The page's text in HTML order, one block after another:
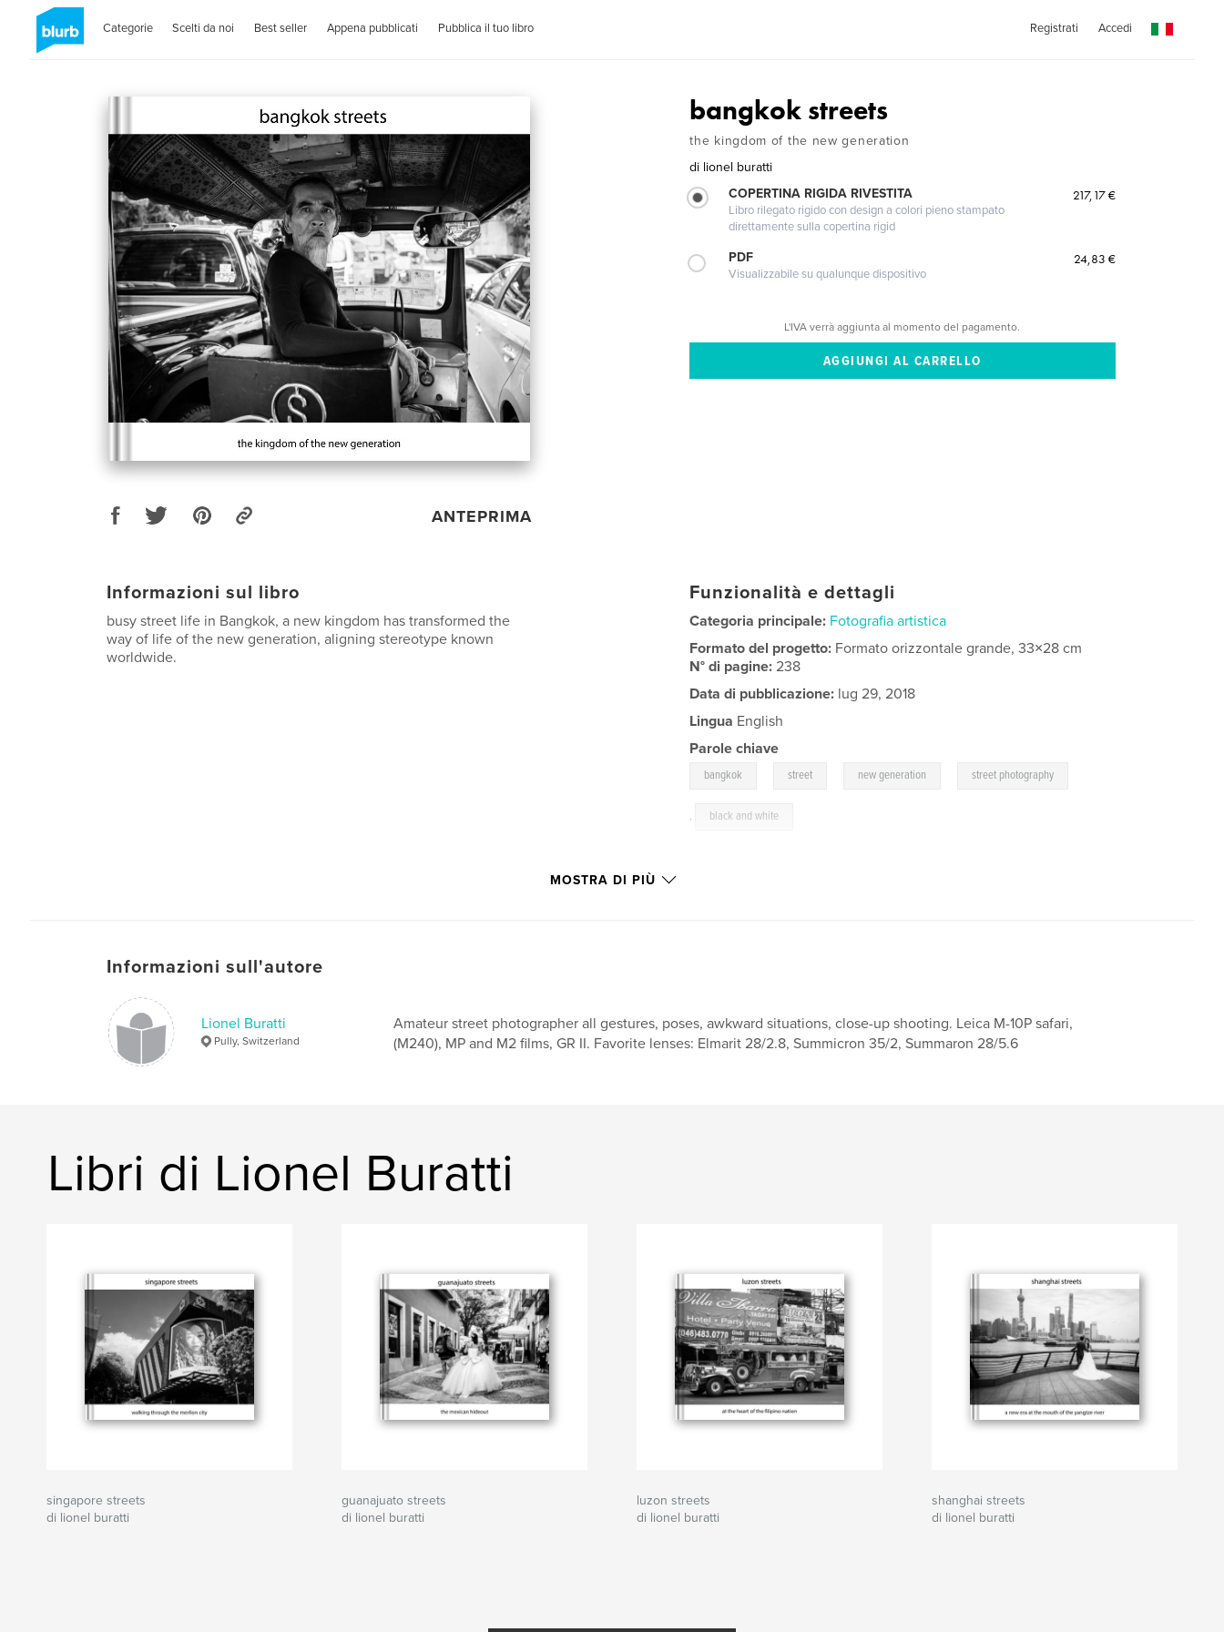
Categorie Scelti da noi Best seller Appena pubblicati Pubblica il tuo libro Registrati Accedi
ANTEPRIMA
bangkok streets
the kingdom of the new generation
di lionel buratti
COPERTINA RIGIDA RIVESTITA
Libro rilegato rigido con design a colori pieno stampato
direttamente sulla copertina rigid
217,17 €
PDF
Visualizzabile su qualunque dispositivo
24,83 €
L'IVA verrà aggiunta al momento del pagamento.
Informazioni sul libro
busy street life in Bangkok, a new kingdom has transformed the
way of life of the new generation, aligning stereotype known
worldwide.
Funzionalità e dettagli
Categoria principale: Fotografia artistica
Formato del progetto: Formato orizzontale grande, 33×28 cm
N° di pagine:238
Data di pubblicazione: lug 29, 2018
Lingua English
Parole chiave
bangkok street new generation street photography
, black and white
MOSTRA DI PIÙ
Informazioni sull'autore
Lionel Buratti
Pully, Switzerland
Amateur street photographer all gestures, poses, awkward situations, close-up shooting. Leica M-10P safari,
(M240), MP and M2 films, GR II. Favorite lenses: Elmarit 28/2.8, Summicron 35/2, Summaron 28/5.6
Libri di Lionel Buratti
singapore streets
di lionel buratti
guanajuato streets
di lionel buratti
luzon streets
di lionel buratti
shanghai streets
di lionel buratti